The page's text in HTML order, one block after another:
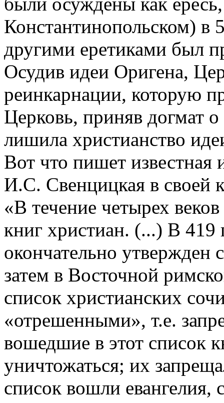
Константинопольском) в
другими еретиками был
Осудив идеи Оригена,
реинкарнации, которую
Церковь, приняв догмат
лишила христианство
Вот что пишет известная
И.С. Свенцицкая в своей
«В течение четырех
книг христиан. (...) В 419
окончательно утвержден
затем в Восточной
список христианских
«отрешенными», т.е.
вошедшие в этот список
уничтожаться; их
список вошли евангелия,